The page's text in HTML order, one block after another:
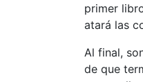
primer
atará las
Al final,
de que